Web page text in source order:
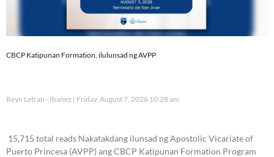
CBCP Katipunan Formation, ilulunsad ng AVPP
Reyn Letran - Ibañez Friday, August 7, 2026 10:28 am
15,715 total reads Nakatakdang ilunsad ng Apostolic Vicariate of
Puerto Princesa (AVPP) ang CBCP Katipunan Formation Program